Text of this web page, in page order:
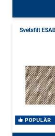
Svetsfilt
POPULÄR